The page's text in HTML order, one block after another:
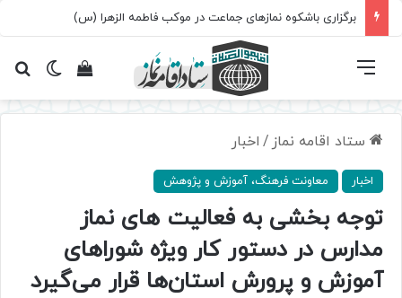
برگزاری باشکوه نمازهای جماعت در موکب فاطمه الزهرا (س)
تغییرمشاهده فهرست
ستاد اقامه نماز / اخبار
اخبار معاونت فرهنگ، آموزش و پژوهش
توجه بخشی به فعالیت های نماز
مدارس در دستور کار ویژه شوراهای
آموزش و پرورش استان‌ها قرار می‌گیرد